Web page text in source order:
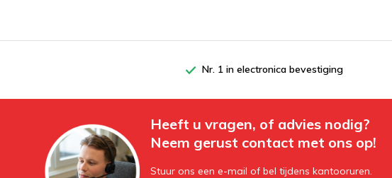
Nr. 1 in electronica bevestiging
Heeft u vragen, of advies nodig?
Neem gerust contact met ons op!
Stuur ons een e-mail of bel tijdens kantooruren.